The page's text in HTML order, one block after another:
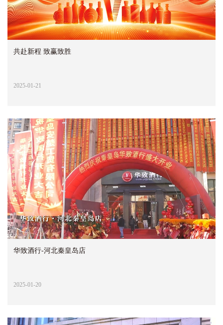
共赴新程 致赢致胜
2025-01-21
华致酒行-河北秦皇岛店
2025-01-20